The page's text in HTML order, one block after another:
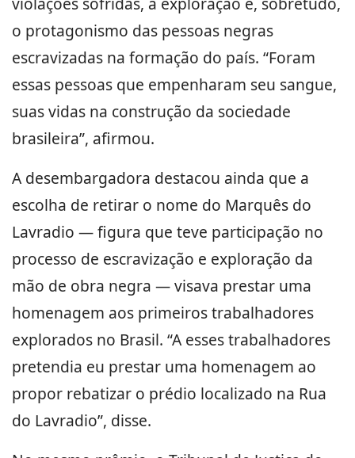
o protagonismo das pessoas negras
escravizadas na formação do país. “Foram
essas pessoas que empenharam seu sangue,
suas vidas na construção da sociedade
brasileira”, afirmou.
A desembargadora destacou ainda que a
escolha de retirar o nome do Marquês do
Lavradio — figura que teve participação no
processo de escravização e exploração da
mão de obra negra — visava prestar uma
homenagem aos primeiros trabalhadores
explorados no Brasil. “A esses trabalhadores
pretendia eu prestar uma homenagem ao
propor rebatizar o prédio localizado na Rua
do Lavradio”, disse.